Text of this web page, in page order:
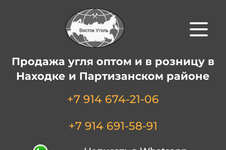
Продажа угля оптом и в розницу в
Находке и Партизанском районе
+7 914 674-21-06
+7 914 691-58-91